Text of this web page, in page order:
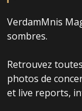
VerdamMnis
sombres.
Retrouvez
photos de
et live reports,